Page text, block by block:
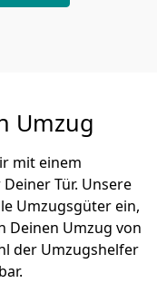
Umzug
mit einem
Tür. Unsere
Umzugsgüter ein,
Deinen Umzug von
der Umzugshelfer